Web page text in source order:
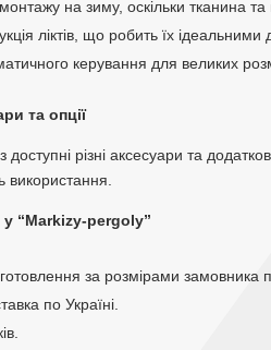
на зиму, оскільки тканина та
ліктів, що робить їх
керування для великих
та опції
доступні різні аксесуари та
використання.
“Markizy-pergoly”
за розмірами замовника
по Україні.